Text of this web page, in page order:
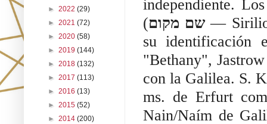
independiente.
(שם מקום —
su identificación
"Bethany",
con la Galilea. S.
ms. de Erfurt
► 2022 (29)
► 2021 (72)
► 2020 (58)
► 2019 (144)
► 2018 (132)
► 2017 (113)
► 2016 (13)
► 2015 (52)
► 2014 (200)